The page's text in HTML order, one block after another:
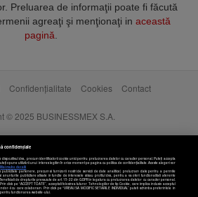
Preluarea de informaţii poate fi făcută
agreaţi şi menţionaţi in această
pagină
Confidențialitate Cookies Contact
© 2025 BUSINESSMEX S.A.
confidențiale
dispozitivul dvs., precum identificatorii cookie unici pentru prelucrarea datelor cu caracter personal. Puteți accepta
opune utilizării unui interes legitim în orice moment pe pagina cu politica de confidențialitate. Aceste alegeri vor
Mai multe detalii
partenere, precum si furnizorii nostri de servicii de date analitice) prelucram date pentru a permite
anunturile publicitare afisate in functie de interesele si/sau profilul dvs., pentru a va oferi functionalitati aferente
de drepturile prevazute de art. 15-22 din GDPR in legatura cu prelucrarea datelor cu caracter personal.
Prin click pe “ACCEPT TOATE”, acceptati folosirea tuturor Tehnologiilor de tip Cookie, care implica inclusiv acceptul
ii cu care colaboram. Prin click pe “VREAU SA MODIFIC SETARILE INDIVIDUAL” puteti schimba preferintele in
functionarea website-ului.